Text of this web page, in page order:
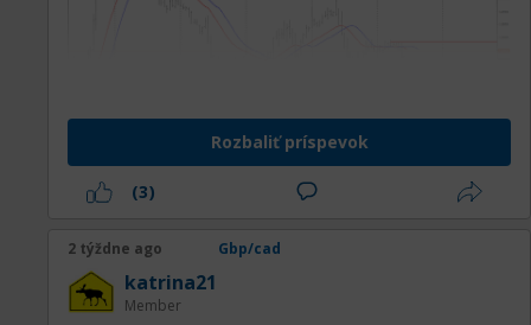
Rozbaliť príspevok
(3)
2 týždne ago Gbp/cad
katrina21
Member